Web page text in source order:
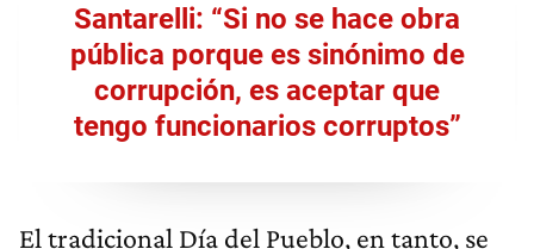
Santarelli: “Si no se hace obra
pública porque es sinónimo de
corrupción, es aceptar que
tengo funcionarios corruptos”
El tradicional Día del Pueblo, en tanto, se